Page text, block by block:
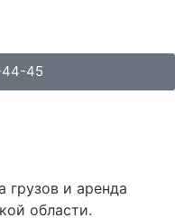
44-45
грузов и аренда
области.